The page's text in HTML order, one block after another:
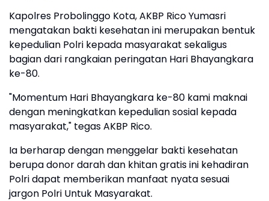
Kapolres Probolinggo Kota, AKBP Rico Yumasri
mengatakan bakti kesehatan ini merupakan bentuk
kepedulian Polri kepada masyarakat sekaligus
bagian dari rangkaian peringatan Hari Bhayangkara
ke-80.
"Momentum Hari Bhayangkara ke-80 kami maknai
dengan meningkatkan kepedulian sosial kepada
masyarakat," tegas AKBP Rico.
Ia berharap dengan menggelar bakti kesehatan
berupa donor darah dan khitan gratis ini kehadiran
Polri dapat memberikan manfaat nyata sesuai
jargon Polri Untuk Masyarakat.